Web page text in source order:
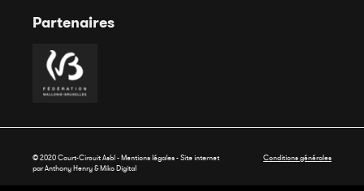
Partenaires
© 2020 Court-Circuit Asbl - Mentions légales - Site internet
par Anthony Henry &Miko Digital
Conditions générales